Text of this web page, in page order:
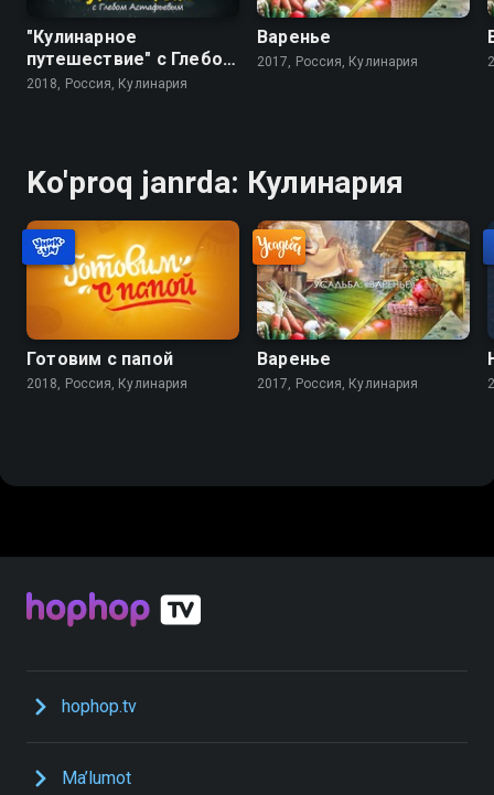
"Кулинарное
путешествие" с Глебом
Астафьевым
2018, Россия, Кулинария
Варенье
2017, Россия, Кулинария
Ko'proq janrda: Кулинария
Готовим с папой
2018, Россия, Кулинария
Варенье
2017, Россия, Кулинария
hophop.tv
Ma’lumot